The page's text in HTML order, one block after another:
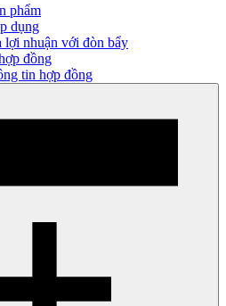
phẩm
dụng
lợi nhuận với đòn bẩy
đồng
tin hợp đồng